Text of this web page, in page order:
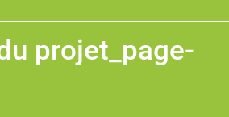
projet_page-